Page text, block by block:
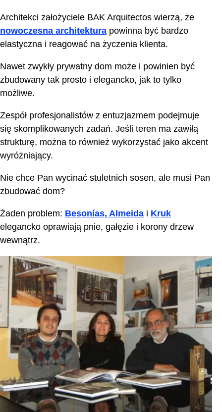
Architekci założyciele BAK Arquitectos wierzą, że
nowoczesna architektura powinna być bardzo
elastyczna i reagować na życzenia klienta.
Nawet zwykły prywatny dom może i powinien być
zbudowany tak prosto i elegancko, jak to tylko
możliwe.
Zespół profesjonalistów z entuzjazmem podejmuje
się skomplikowanych zadań. Jeśli teren ma zawiłą
strukturę, można to również wykorzystać jako akcent
wyróżniający.
Nie chce Pan wycinać stuletnich sosen, ale musi Pan
zbudować dom?
Żaden problem: Besonías, Almeida i Kruk
elegancko oprawiają pnie, gałęzie i korony drzew
wewnątrz.